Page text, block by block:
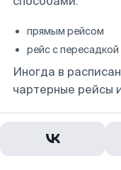
прямым рейсом
рейс с пересадкой
Иногда в
чартерные рейсы